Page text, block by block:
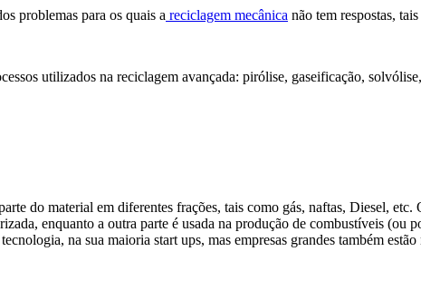
problemas para os quais a reciclagem mecânica não tem respostas,
utilizados na reciclagem avançada: pirólise, gaseificação,
do material em diferentes frações, tais como gás, naftas, Diesel,
enquanto a outra parte é usada na produção de combustíveis
na sua maioria start ups, mas empresas grandes também